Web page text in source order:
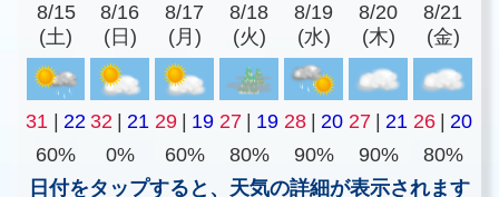
8/15
(土)
8/16
(日)
8/17
(月)
8/18
(火)
8/19
(水)
8/20
(木)
8/21
(金)
31 22 32 21 29 19 27 19 28 20 27 21 26
20
60%
0% 60% 80% 90% 90%
80%
日付をタップすると、天気の詳細が表示されます